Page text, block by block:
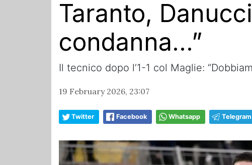
Taranto,
condanna…”
Il tecnico dopo l’1-1 col Maglie:
19 February 2026, 23:07
Twitter Facebook Whatsapp Telegram